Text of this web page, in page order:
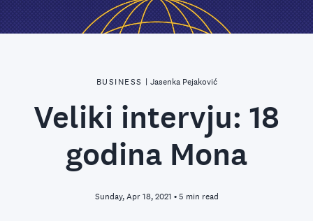
BUSINESS | Jasenka Pejaković
Veliki intervju: 18
godina Mona
Sunday, Apr 18, 2021 • 5 min read